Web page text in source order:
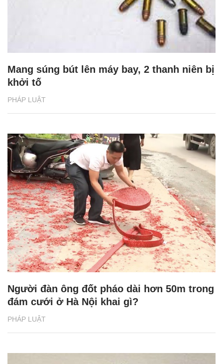
PHÁP LUẬT
Mang súng bút lên máy bay, 2 thanh niên bị
khởi tố
PHÁP LUẬT
Người đàn ông đốt pháo dài hơn 50m trong
đám cưới ở Hà Nội khai gì?